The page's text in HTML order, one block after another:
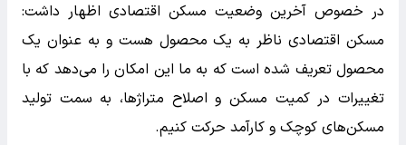
در خصوص آخرین وضعیت مسکن اقتصادی اظهار داشت:
مسکن اقتصادی ناظر به یک محصول هست و به عنوان یک
محصول تعریف شده است که به ما این امکان را می‌دهد که با
تغییرات در کمیت مسکن و اصلاح متراژها، به سمت تولید
مسکن‌های کوچک و کارآمد حرکت کنیم.